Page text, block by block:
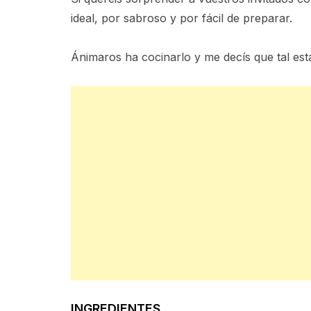
ideal, por sabroso y por fácil de preparar.
Ánimaros ha cocinarlo y me decís que tal